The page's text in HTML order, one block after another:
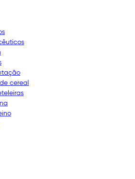
cereal